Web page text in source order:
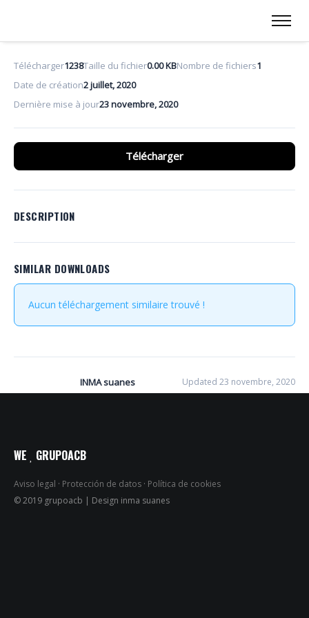
Télécharger1238Taille du fichier0.00 KBNombre de fichiers1
Date de création2 juillet, 2020
Dernière mise à jour23 novembre, 2020
Télécharger
DESCRIPTION
SIMILAR DOWNLOADS
Aucun téléchargement similaire trouvé !
INMA suanes Updated 23 novembre, 2020
WE GRUPOACB
Aviso legal · Protección de datos · Política de cookies
© 2019 grupoacb | Design inma suanes